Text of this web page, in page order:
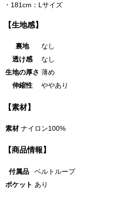
・ 181cm：Lサイズ
【生地感】
裏地
なし
透け感
なし
生地の厚さ 薄め
伸縮性
ややあり
【素材】
素材 ナイロン100%
【商品情報】
付属品
ベルトループ
ポケット あり